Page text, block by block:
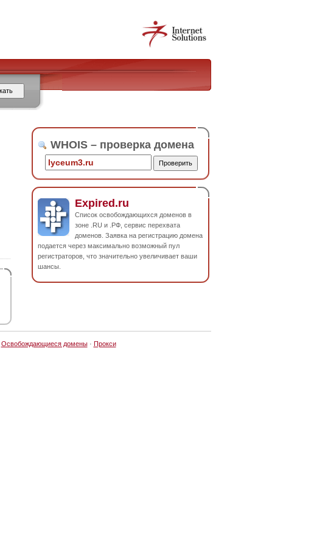
WHOIS – проверка домена
Expired.ru
Список освобождающихся доменов в
зоне .RU и .РФ, сервис перехвата
доменов. Заявка на регистрацию домена
подается через максимально возможный пул
регистраторов, что значительно увеличивает ваши
шансы.
Освобождающиеся домены· Прокси